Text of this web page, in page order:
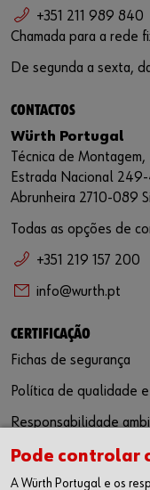
+351 211 989 840
Chamada para a rede
De segunda a sexta,
CONTACTOS
Würth Portugal
Técnica de Montagem,
Estrada Nacional
Abrunheira 2710-089
Todas as opções de
+351 219 157 200
info@wurth.pt
CERTIFICAÇÃO
Fichas de segurança
Política de qualidade
Responsabilidade
SIGA-NOS
Pode controlar
A Würth Portugal e os